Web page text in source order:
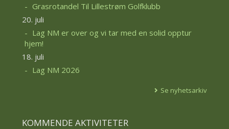
Grasrotandel Til Lillestrøm Golfklubb
20. juli
Lag NM er over og vi tar med en solid opptur
hjem!
18. juli
Lag NM 2026
Se nyhetsarkiv
KOMMENDE AKTIVITETER